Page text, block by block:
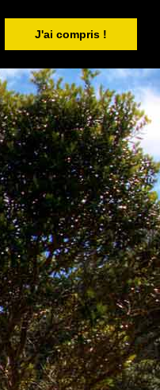
J'ai compris !